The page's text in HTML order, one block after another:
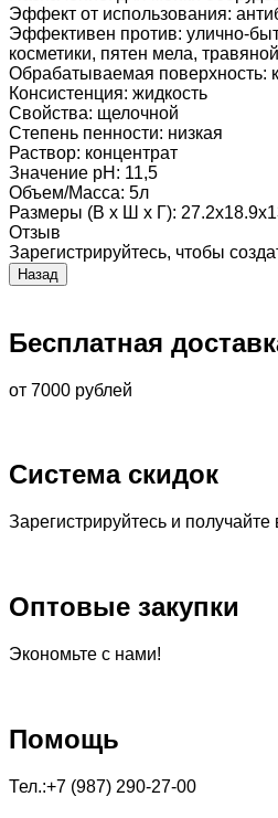
Эффект от использования:
Эффективен против: улично-
косметики, пятен мела,
Обрабатываемая поверхность:
Консистенция: жидкость
Свойства: щелочной
Степень пенности: низкая
Раствор: концентрат
Значение pH : 11,5
Объем/Масса: 5л
Размеры (В х Ш х Г):
Отзыв
Зарегистрируйтесь, чтобы
Бесплатная
от 7000 рублей
Система скидок
Зарегистрируйтесь и получайте
Оптовые закупки
Экономьте с нами!
Помощь
Тел.:+7 (987) 290-27-00